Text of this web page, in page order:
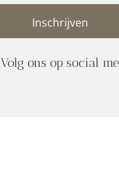
Volg ons op social